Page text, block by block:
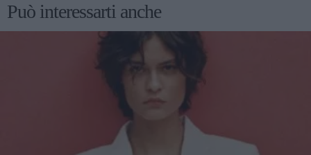
Può interessarti anche